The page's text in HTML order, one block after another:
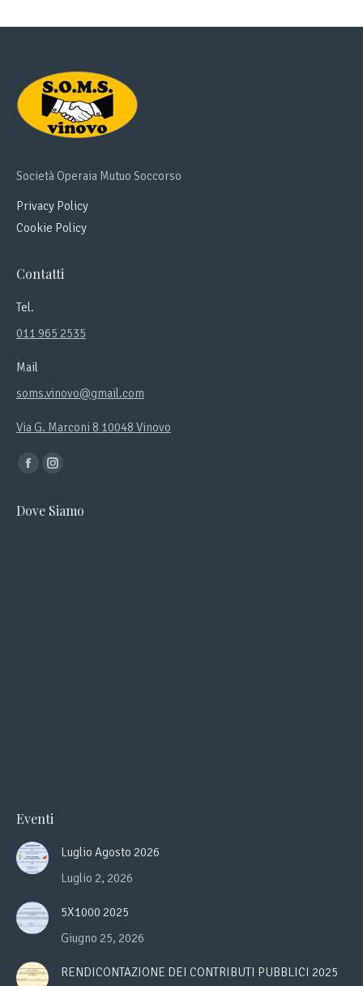
Società Operaia Mutuo Soccorso
Privacy Policy
Cookie Policy
Contatti
Tel.
011 965 2535
Mail
soms.vinovo@gmail.com
Via G. Marconi 8 10048 Vinovo
Ci puoi trovare su:
Facebook
opens
Instagram
opens
Dove Siamo
Eventi
Luglio Agosto 2026
Luglio 2, 2026
5X1000 2025
Giugno 25, 2026
RENDICONTAZIONE DEI CONTRIBUTI PUBBLICI 2025